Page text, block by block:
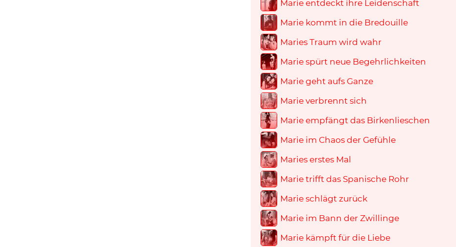
Marie entdeckt ihre Leidenschaft
Marie kommt in die Bredouille
Maries Traum wird wahr
Marie spürt neue Begehrlichkeiten
Marie geht aufs Ganze
Marie verbrennt sich
Marie empfängt das Birkenlieschen
Marie im Chaos der Gefühle
Maries erstes Mal
Marie trifft das Spanische Rohr
Marie schlägt zurück
Marie im Bann der Zwillinge
Marie kämpft für die Liebe